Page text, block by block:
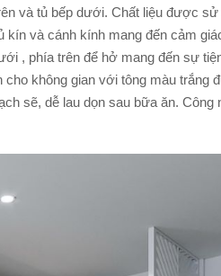
và tủ bếp dưới. Chất liệu được sử
và cánh kính mang đến cảm
, phía trên để hở mang đến sự
không gian với tông màu trắng
sẽ, dễ lau dọn sau bữa ăn. Công